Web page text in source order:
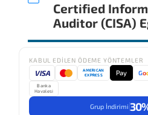
Certified
Auditor (CISA)
KABUL EDILEN ÖDEME YÖNTEMLER
VISA
AMERICAN
EXPRESS
Pay Go
Banka
Havalesi
Grup İndirimi